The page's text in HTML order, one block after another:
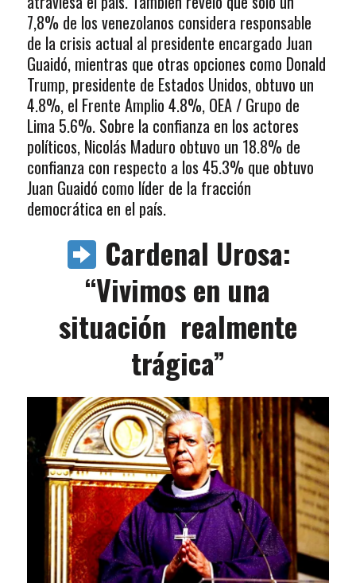
7,8% de los venezolanos considera responsable
de la crisis actual al presidente encargado Juan
Guaidó, mientras que otras opciones como Donald
Trump, presidente de Estados Unidos, obtuvo un
4.8%, el Frente Amplio 4.8%, OEA / Grupo de
Lima 5.6%. Sobre la confianza en los actores
políticos, Nicolás Maduro obtuvo un 18.8% de
confianza con respecto a los 45.3% que obtuvo
Juan Guaidó como líder de la fracción
democrática en el país.
Cardenal Urosa:
“Vivimos en una
situación realmente
trágica”